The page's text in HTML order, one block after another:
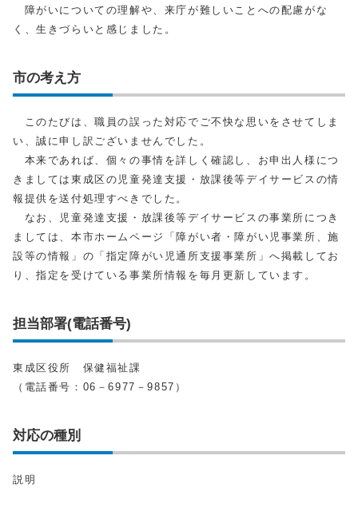
障がいについての理解や、来庁が難しいことへの配慮がな
く、生きづらいと感じました。
市の考え方
このたびは、職員の誤った対応でご不快な思いをさせてしま
い、誠に申し訳ございませんでした。
本来であれば、個々の事情を詳しく確認し、お申出人様につ
きましては東成区の児童発達支援・放課後等デイサービスの情
報提供を送付処理すべきでした。
なお、児童発達支援・放課後等デイサービスの事業所につき
ましては、本市ホームページ「障がい者・障がい児事業所、施
設等の情報」の「指定障がい児通所支援事業所」へ掲載してお
り、指定を受けている事業所情報を毎月更新しています。
担当部署(電話番号)
東成区役所 保健福祉課
（電話番号：06－6977－9857）
対応の種別
説明